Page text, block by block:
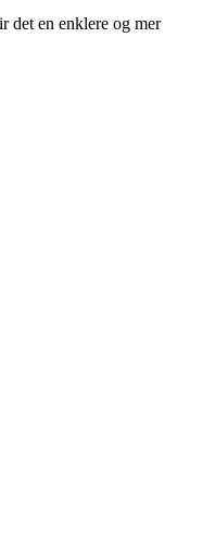
det en enklere og mer